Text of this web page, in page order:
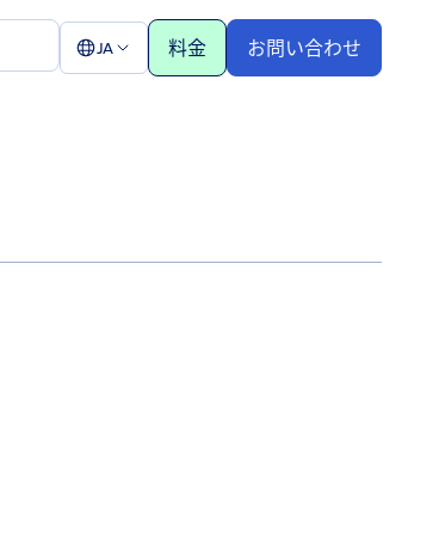
JA 料金 お問い合わせ